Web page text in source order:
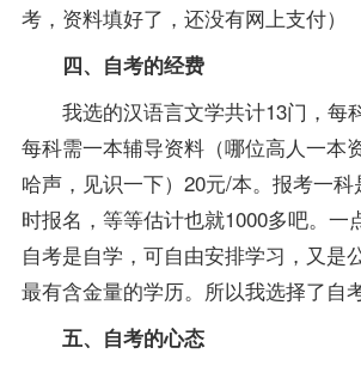
考，资料填好了，还没有网上支付）
四、自考的经费
我选的汉语言文学共计13门，每
每科需一本辅导资料（哪位高人一本
哈声，见识一下）20元/本。报考一
时报名，等等估计也就1000多吧。一
自考是自学，可自由安排学习，又是
最有含金量的学历。所以我选择了自考
五、自考的心态